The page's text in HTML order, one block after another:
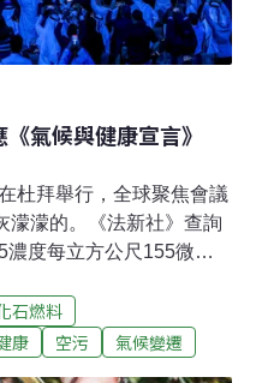
氣候與健康宣言》
杜拜舉行，全球聚焦會議
濛濛的。《法新社》查詢
濃度每立方公尺155微
，提醒大眾關注氣候變遷
《氣候與健康宣言》
石燃料
康 空污 氣候變遷